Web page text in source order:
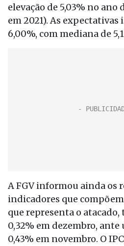
elevação de 5,03% no ano
em 2021). As expectativas
6,00%, com mediana de
A FGV informou ainda os
indicadores que
que representa o atacado,
0,32% em dezembro, ante
0,43% em novembro. O